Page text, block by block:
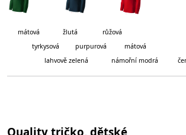
mátová
žlutá
tyrkysová
lahvově zelená námořní modrá
Quality tričko, dětské